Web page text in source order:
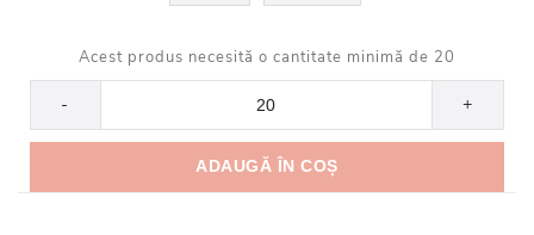
Acest produs necesită o cantitate minimă de 20
- +